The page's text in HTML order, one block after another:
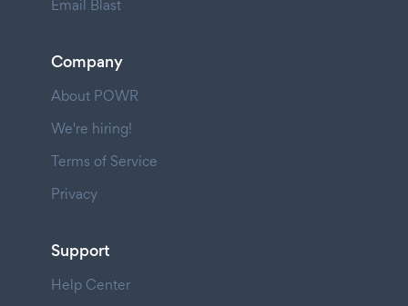
Email Blast
Company
About POWR
We're hiring!
Terms of Service
Privacy
Support
Help Center